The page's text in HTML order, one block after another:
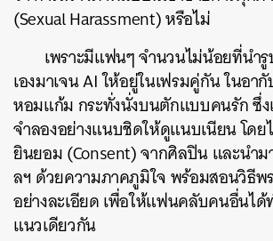
(Sexual Harassment) หรือไม่
เพราะมีแฟนๆ จำนวนไม่น้อยที่นำ
เองมาเจน AI ให้อยู่ในเฟรมคู่กัน ในอา
หอมแก้ม กระทั่งนั่งบนตักแบบคนรัก ซึ่ง
จำลองอย่างแนบชิดให้ดูแนบเนียน โดย
ยินยอม (Consent) จากศิลปิน และนำม
ลฯ ด้วยความภาคภูมิใจ พร้อมสอนวิธีพ
อย่างละเอียด เพื่อให้แฟนคลับคนอื่นไ
แนวเดียวกัน